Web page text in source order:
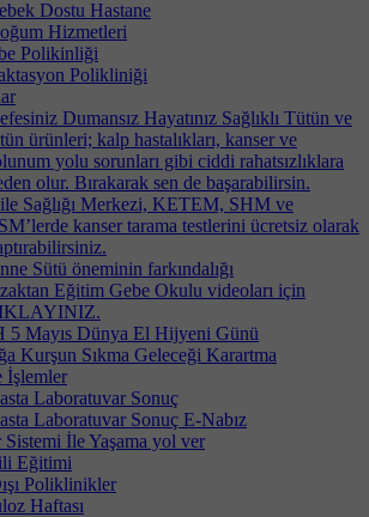
Dostu Hastane
Hizmetleri
Polikinliği
Polikliniği
Dumansız Hayatınız Sağlıklı Tütün ve
ürünleri; kalp hastalıkları, kanser ve
yolu sorunları gibi ciddi rahatsızlıklara
olur. Bırakarak sen de başarabilirsin.
Sağlığı Merkezi, KETEM, SHM ve
kanser tarama testlerini ücretsiz olarak
Sütü öneminin farkındalığı
Eğitim Gebe Okulu videoları için
5 Mayıs Dünya El Hijyeni Günü
Kurşun Sıkma Geleceği Karartma
İşlemler
Laboratuvar Sonuç
Laboratuvar Sonuç E-Nabız
Sistemi İle Yaşama yol ver
Eğitimi
Poliklinikler
Haftası